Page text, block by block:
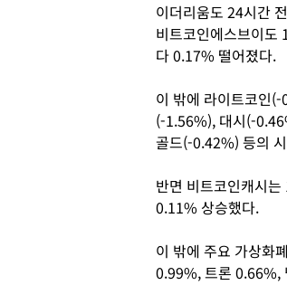
이더리움도 24시간
비트코인에스브이도
다 0.17% 떨어졌다.
이 밖에 라이트코인
(-1.56%), 대시(-
골드(-0.42%) 등의
반면 비트코인캐시
0.11% 상승했다.
이 밖에 주요 가상화
0.99%, 트론 0.66%,